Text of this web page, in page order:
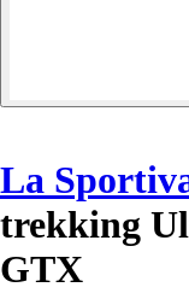
La
trekking
GTX